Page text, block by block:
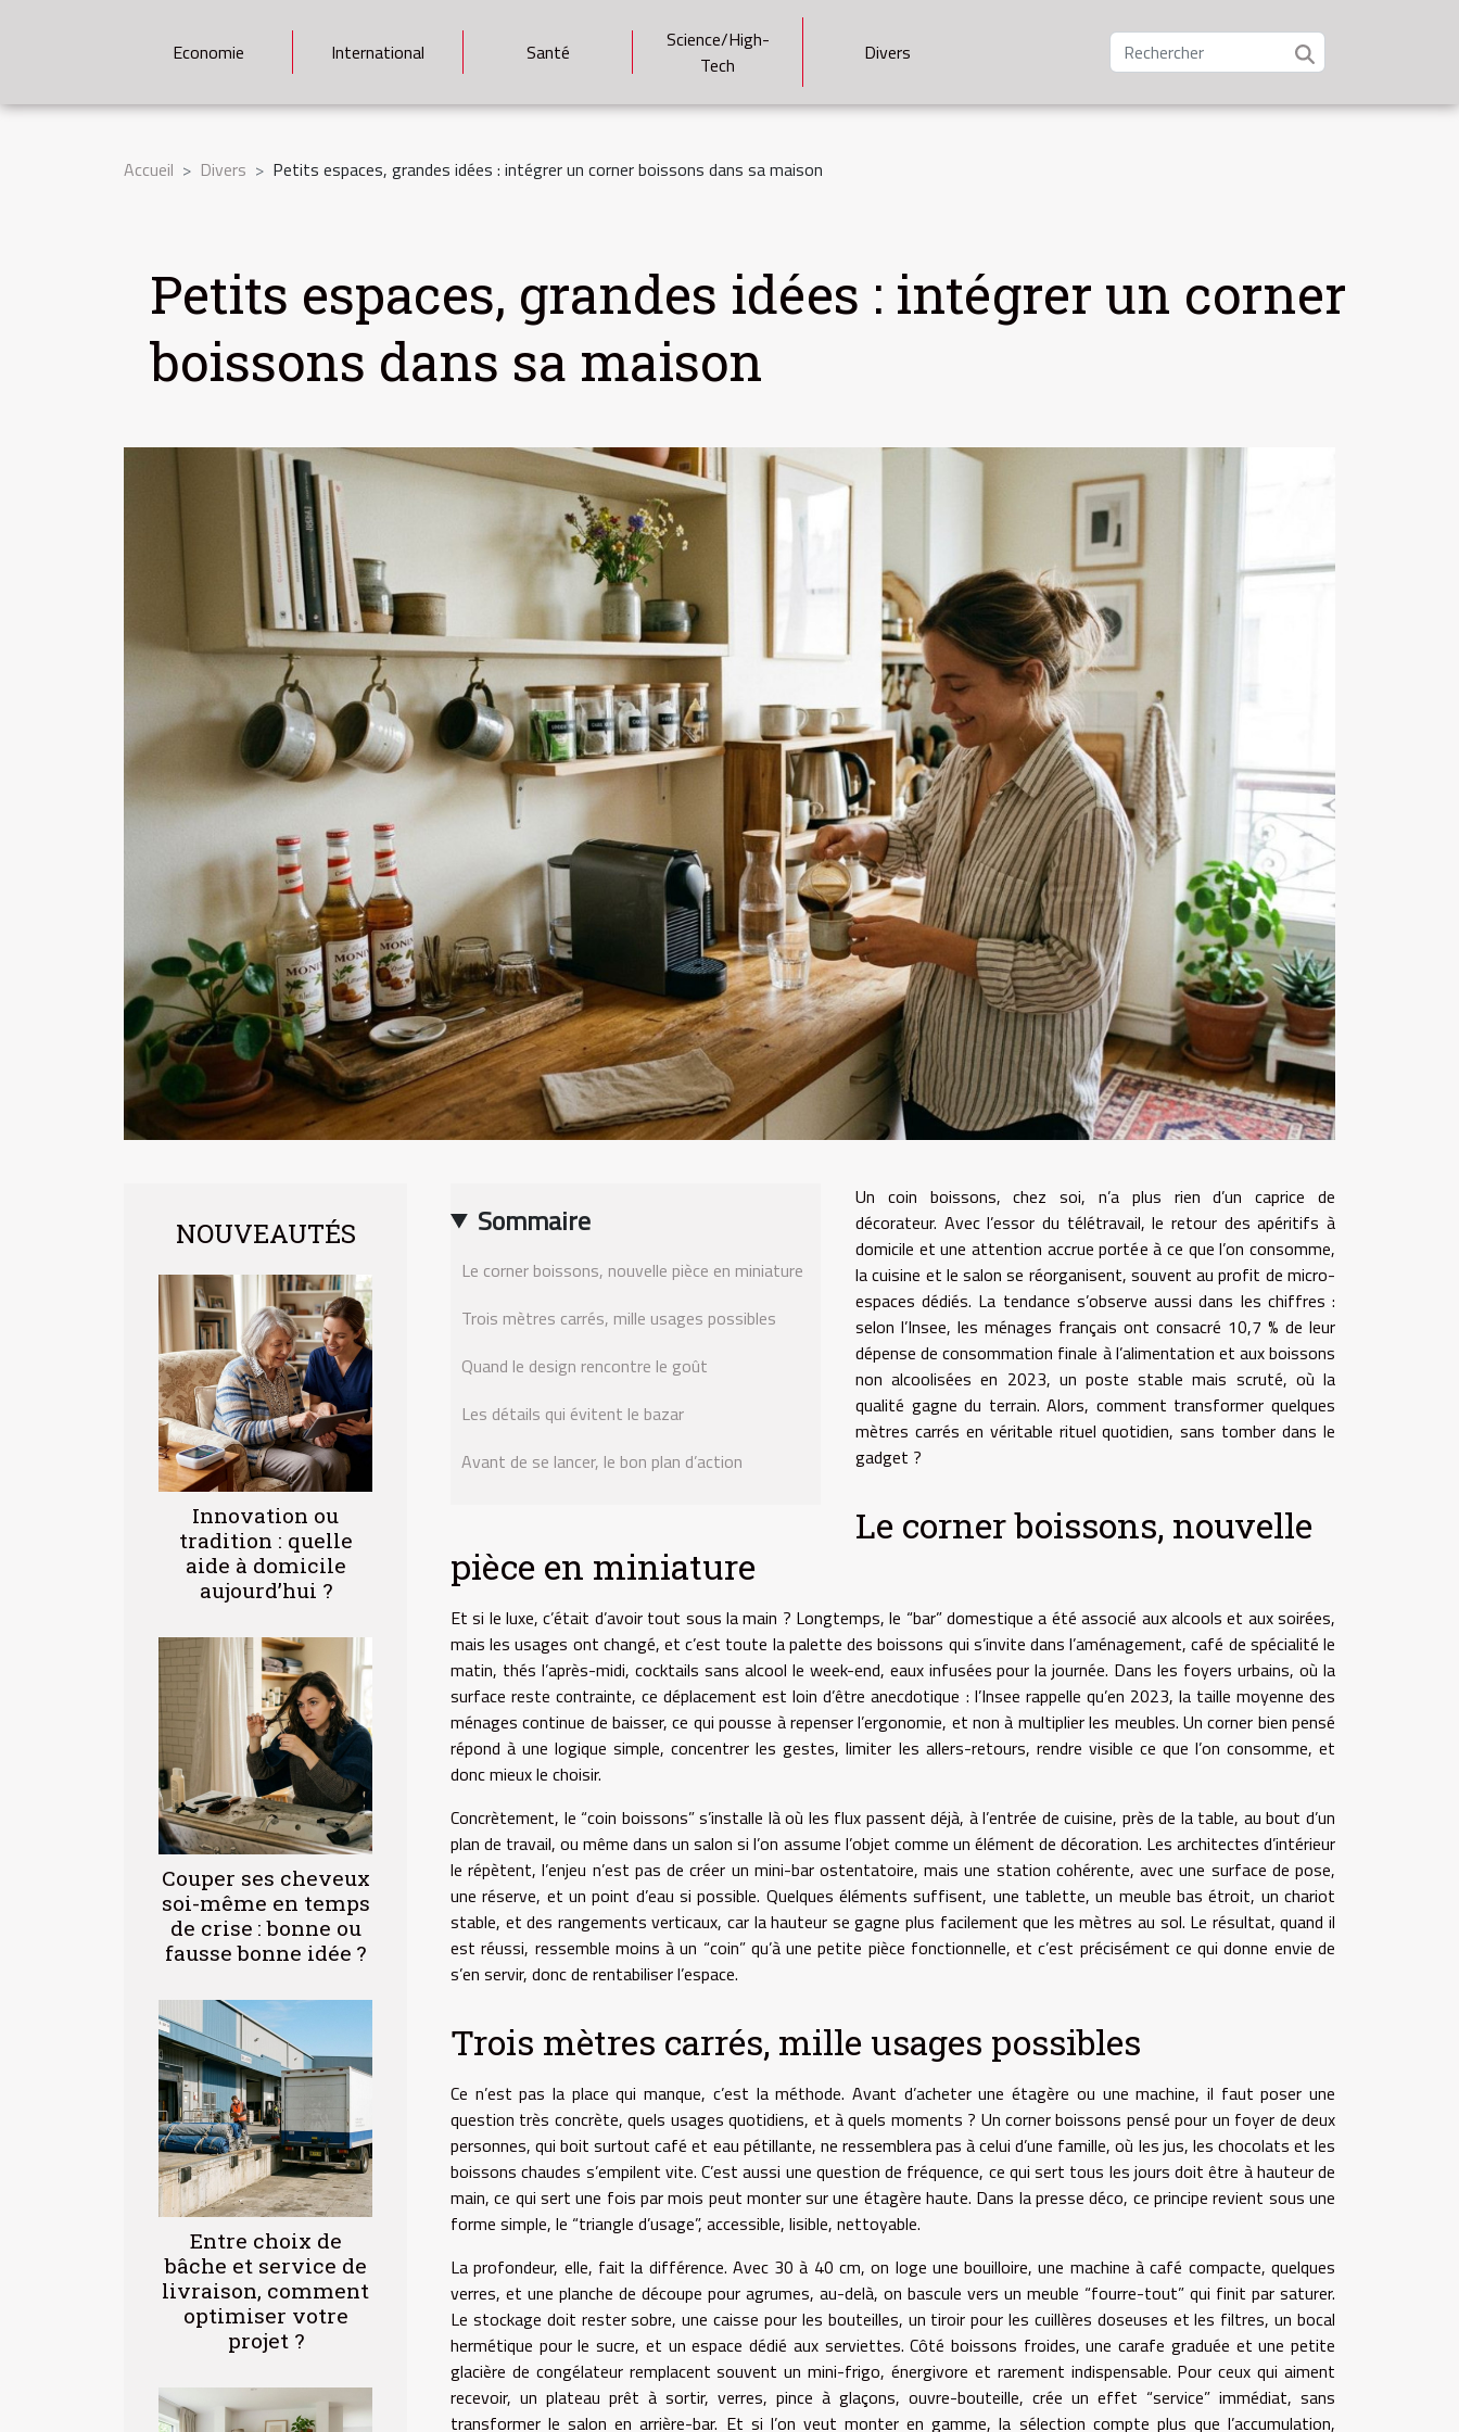
Economie International Santé
Science/High-
Tech
Divers
Accueil Divers Petits espaces, grandes idées : intégrer un corner boissons dans sa maison
Petits espaces, grandes idées : intégrer un corner
boissons dans sa maison
NOUVEAUTÉS
Innovation ou
tradition : quelle
aide à domicile
aujourd’hui ?
Couper ses cheveux
soi-même en temps
de crise : bonne ou
fausse bonne idée ?
Entre choix de
bâche et service de
livraison, comment
optimiser votre
projet ?
Sommaire
Le corner boissons, nouvelle pièce en miniature
Trois mètres carrés, mille usages possibles
Quand le design rencontre le goût
Les détails qui évitent le bazar
Avant de se lancer, le bon plan d’action
Un coin boissons, chez soi, n’a plus rien d’un caprice de
décorateur. Avec l’essor du télétravail, le retour des apéritifs à
domicile et une attention accrue portée à ce que l’on consomme,
la cuisine et le salon se réorganisent, souvent au profit de micro-
espaces dédiés. La tendance s’observe aussi dans les chiffres :
selon l’Insee, les ménages français ont consacré 10,7 % de leur
dépense de consommation finale à l’alimentation et aux boissons
non alcoolisées en 2023, un poste stable mais scruté, où la
qualité gagne du terrain. Alors, comment transformer quelques
mètres carrés en véritable rituel quotidien, sans tomber dans le
gadget ?
Le corner boissons, nouvelle
pièce en miniature
Et si le luxe, c’était d’avoir tout sous la main ? Longtemps, le “bar” domestique a été associé aux alcools et aux soirées,
mais les usages ont changé, et c’est toute la palette des boissons qui s’invite dans l’aménagement, café de spécialité le
matin, thés l’après-midi, cocktails sans alcool le week-end, eaux infusées pour la journée. Dans les foyers urbains, où la
surface reste contrainte, ce déplacement est loin d’être anecdotique : l’Insee rappelle qu’en 2023, la taille moyenne des
ménages continue de baisser, ce qui pousse à repenser l’ergonomie, et non à multiplier les meubles. Un corner bien pensé
répond à une logique simple, concentrer les gestes, limiter les allers-retours, rendre visible ce que l’on consomme, et
donc mieux le choisir.
Concrètement, le “coin boissons” s’installe là où les flux passent déjà, à l’entrée de cuisine, près de la table, au bout d’un
plan de travail, ou même dans un salon si l’on assume l’objet comme un élément de décoration. Les architectes d’intérieur
le répètent, l’enjeu n’est pas de créer un mini-bar ostentatoire, mais une station cohérente, avec une surface de pose,
une réserve, et un point d’eau si possible. Quelques éléments suffisent, une tablette, un meuble bas étroit, un chariot
stable, et des rangements verticaux, car la hauteur se gagne plus facilement que les mètres au sol. Le résultat, quand il
est réussi, ressemble moins à un “coin” qu’à une petite pièce fonctionnelle, et c’est précisément ce qui donne envie de
s’en servir, donc de rentabiliser l’espace.
Trois mètres carrés, mille usages possibles
Ce n’est pas la place qui manque, c’est la méthode. Avant d’acheter une étagère ou une machine, il faut poser une
question très concrète, quels usages quotidiens, et à quels moments ? Un corner boissons pensé pour un foyer de deux
personnes, qui boit surtout café et eau pétillante, ne ressemblera pas à celui d’une famille, où les jus, les chocolats et les
boissons chaudes s’empilent vite. C’est aussi une question de fréquence, ce qui sert tous les jours doit être à hauteur de
main, ce qui sert une fois par mois peut monter sur une étagère haute. Dans la presse déco, ce principe revient sous une
forme simple, le “triangle d’usage”, accessible, lisible, nettoyable.
La profondeur, elle, fait la différence. Avec 30 à 40 cm, on loge une bouilloire, une machine à café compacte, quelques
verres, et une planche de découpe pour agrumes, au-delà, on bascule vers un meuble “fourre-tout” qui finit par saturer.
Le stockage doit rester sobre, une caisse pour les bouteilles, un tiroir pour les cuillères doseuses et les filtres, un bocal
hermétique pour le sucre, et un espace dédié aux serviettes. Côté boissons froides, une carafe graduée et une petite
glacière de congélateur remplacent souvent un mini-frigo, énergivore et rarement indispensable. Pour ceux qui aiment
recevoir, un plateau prêt à sortir, verres, pince à glaçons, ouvre-bouteille, crée un effet “service” immédiat, sans
transformer le salon en arrière-bar. Et si l’on veut monter en gamme, la sélection compte plus que l’accumulation,